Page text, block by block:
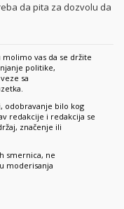
da pita za dozvolu da
vas da se držite
politike,
sa
odobravanje bilo kog
redakcije i redakcija se
značenje ili
smernica, ne
moderisanja